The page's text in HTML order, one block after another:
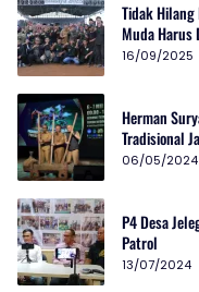
Tidak Hilang
Muda Harus
16/09/2025
Herman
Tradisional
06/05/2024
P4 Desa
Patrol
13/07/2024